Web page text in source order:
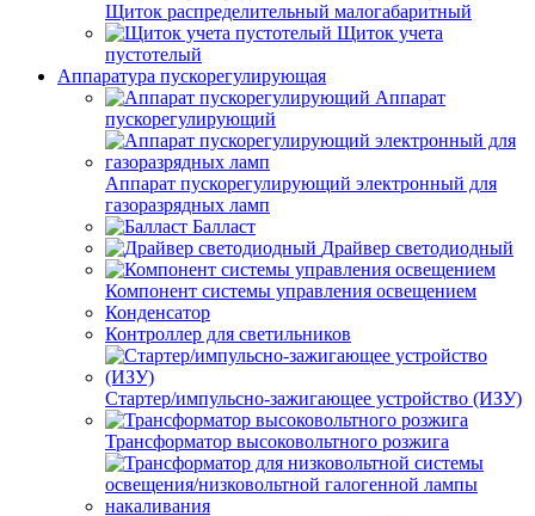
Щиток распределительный малогабаритный
Щиток учета
пустотелый
Аппаратура пускорегулирующая
Аппарат
пускорегулирующий
Аппарат пускорегулирующий электронный для
газоразрядных ламп
Балласт
Драйвер светодиодный
Компонент системы управления освещением
Конденсатор
Контроллер для светильников
Стартер/импульсно-зажигающее устройство (ИЗУ)
Трансформатор высоковольтного розжига